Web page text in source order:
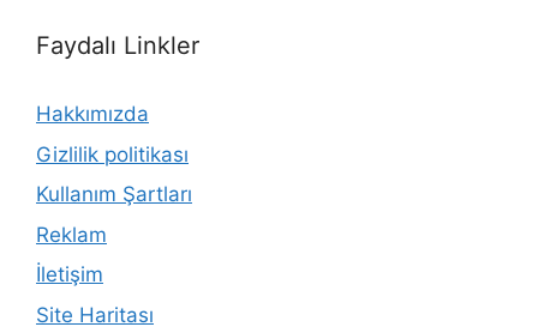
Faydalı Linkler
Hakkımızda
Gizlilik politikası
Kullanım Şartları
Reklam
İletişim
Site Haritası